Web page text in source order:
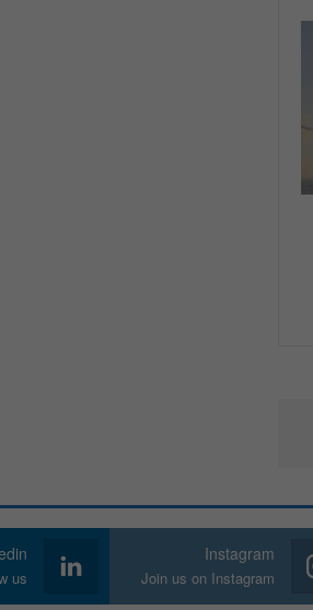
Instagram
Join us on Instagram
us